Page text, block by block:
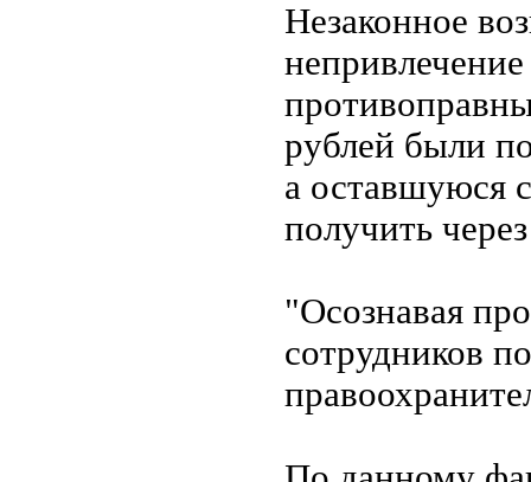
Незаконное
рублей были
а оставшуюся
получить
"Осознавая
сотрудников